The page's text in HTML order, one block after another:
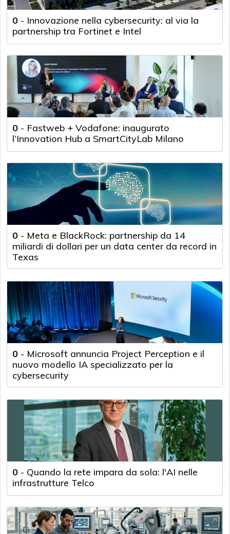
0 - Innovazione nella cybersecurity: al via la
partnership tra Fortinet e Intel
0 - Fastweb + Vodafone: inaugurato
l’Innovation Hub a SmartCityLab Milano
0 - Meta e BlackRock: partnership da 14
miliardi di dollari per un data center da record in
Texas
0 - Microsoft annuncia Project Perception e il
nuovo modello IA specializzato per la
cybersecurity
0 - Quando la rete impara da sola: l'AI nelle
infrastrutture Telco